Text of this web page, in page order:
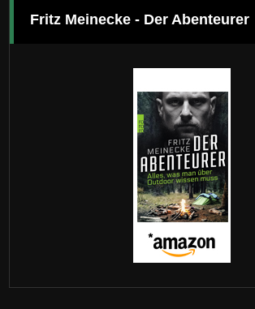
Fritz Meinecke - Der Abenteurer